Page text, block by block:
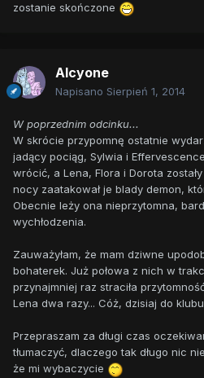
zostanie skończone
Alcyone
Napisano Sierpień 1, 2014
W poprzednim odcinku...
W skrócie przypomnę ostatnie
jadący pociąg, Sylwia i
wrócić, a Lena, Flora i Dorota
nocy zaatakował je blady demon,
Obecnie leży ona nieprzytomna,
wychłodzenia.
Zauważyłam, że mam dziwne
bohaterek. Już połowa z nich w
przynajmniej raz straciła
Lena dwa razy... Cóż, dzisiaj do
Przepraszam za długi czas
tłumaczyć, dlaczego tak długo nic
że mi wybaczycie